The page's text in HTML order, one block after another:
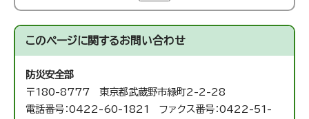
このページに関するお問い合わせ
防災安全部
〒180-8777 東京都武蔵野市緑町2-2-28
電話番号：0422-60-1821 ファクス番号：0422-51-